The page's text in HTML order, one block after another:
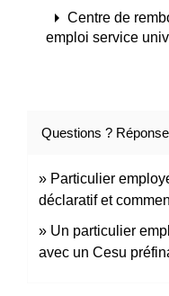
arrow_right Centre de
emploi service
Questions ?
Particulier
déclaratif et
Un particulier
avec un Cesu